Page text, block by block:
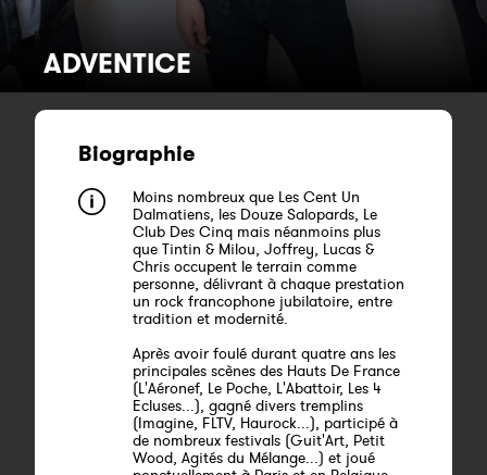
ADVENTICE
Biographie
Moins nombreux que Les Cent Un
Dalmatiens, les Douze Salopards, Le
Club Des Cinq mais néanmoins plus
que Tintin & Milou, Joffrey, Lucas &
Chris occupent le terrain comme
personne, délivrant à chaque prestation
un rock francophone jubilatoire, entre
tradition et modernité.
Après avoir foulé durant quatre ans les
principales scènes des Hauts De France
(L'Aéronef, Le Poche, L'Abattoir, Les 4
Ecluses...), gagné divers tremplins
(Imagine, FLTV, Haurock...), participé à
de nombreux festivals (Guit'Art, Petit
Wood, Agités du Mélange...) et joué